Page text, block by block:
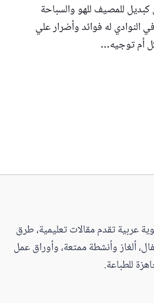
كبديل للمصيف للهو والسباحة
النوادي له فوائد وأضرار علي
أم توجيه…
عربية تقدم مقالات تعليمية، طرق
ألغاز وأنشطة ممتعة، وأوراق عمل
للطباعة.